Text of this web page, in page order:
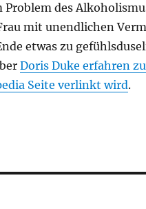
des
mit unendlichen
etwas zu
Doris Duke erfahren
Seite verlinkt wird.